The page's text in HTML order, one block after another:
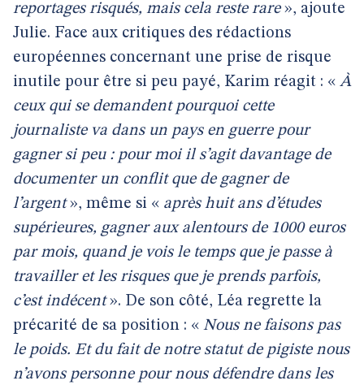
reportages risqués, mais cela reste rare», ajoute
Julie. Face aux critiques des rédactions
européennes concernant une prise de risque
inutile pour être si peu payé, Karim réagit : « À
ceux qui se demandent pourquoi cette
journaliste va dans un pays en guerre pour
gagner si peu : pour moi il s’agit davantage de
documenter un conflit que de gagner de
l’argent», même si « après huit ans d’études
supérieures, gagner aux alentours de 1000 euros
par mois, quand je vois le temps que je passe à
travailler et les risques que je prends parfois,
c’est indécent». De son côté, Léa regrette la
précarité de sa position : « Nous ne faisons pas
le poids. Et du fait de notre statut de pigiste nous
n’avons personne pour nous défendre dans les